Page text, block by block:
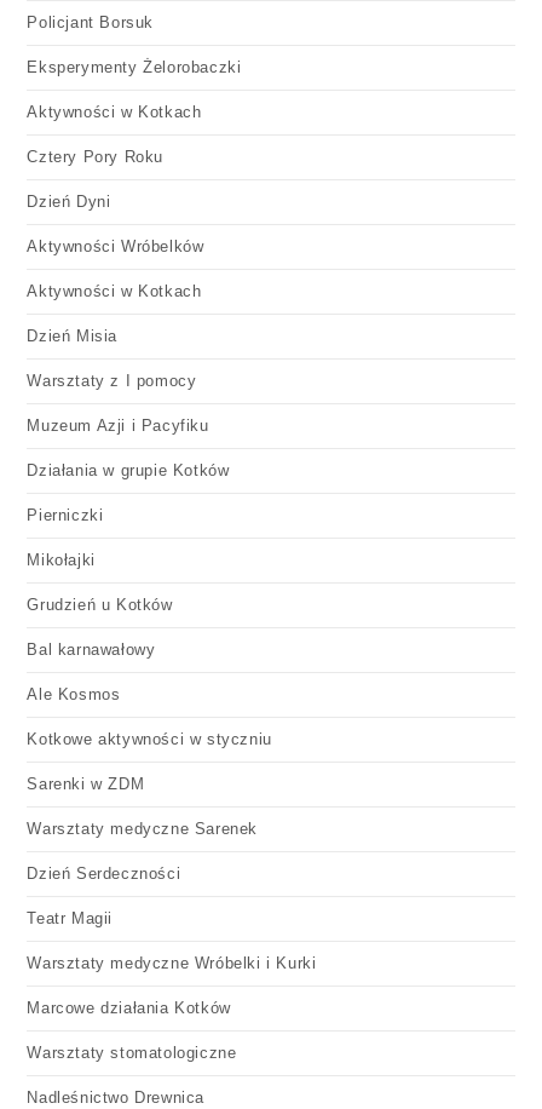
Policjant Borsuk
Eksperymenty Żelorobaczki
Aktywności w Kotkach
Cztery Pory Roku
Dzień Dyni
Aktywności Wróbelków
Aktywności w Kotkach
Dzień Misia
Warsztaty z I pomocy
Muzeum Azji i Pacyfiku
Działania w grupie Kotków
Pierniczki
Mikołajki
Grudzień u Kotków
Bal karnawałowy
Ale Kosmos
Kotkowe aktywności w styczniu
Sarenki w ZDM
Warsztaty medyczne Sarenek
Dzień Serdeczności
Teatr Magii
Warsztaty medyczne Wróbelki i Kurki
Marcowe działania Kotków
Warsztaty stomatologiczne
Nadleśnictwo Drewnica